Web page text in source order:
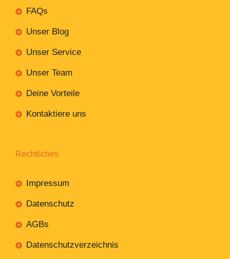
FAQs
Unser Blog
Unser Service
Unser Team
Deine Vorteile
Kontaktiere uns
Rechtliches
Impressum
Datenschutz
AGBs
Datenschutzverzeichnis